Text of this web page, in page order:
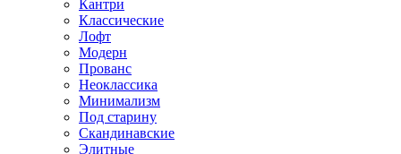
Кантри
Классические
Лофт
Модерн
Прованс
Неоклассика
Минимализм
Под старину
Скандинавские
Элитные